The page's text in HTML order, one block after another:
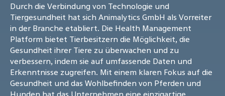
Durch die Verbindung von Technologie und
Tiergesundheit hat sich Animalytics GmbH als Vorreiter
in der Branche etabliert. Die Health Management
Platform bietet Tierbesitzern die Möglichkeit, die
Gesundheit ihrer Tiere zu überwachen und zu
verbessern, indem sie auf umfassende Daten und
Erkenntnisse zugreifen. Mit einem klaren Fokus auf die
Gesundheit und das Wohlbefinden von Pferden und